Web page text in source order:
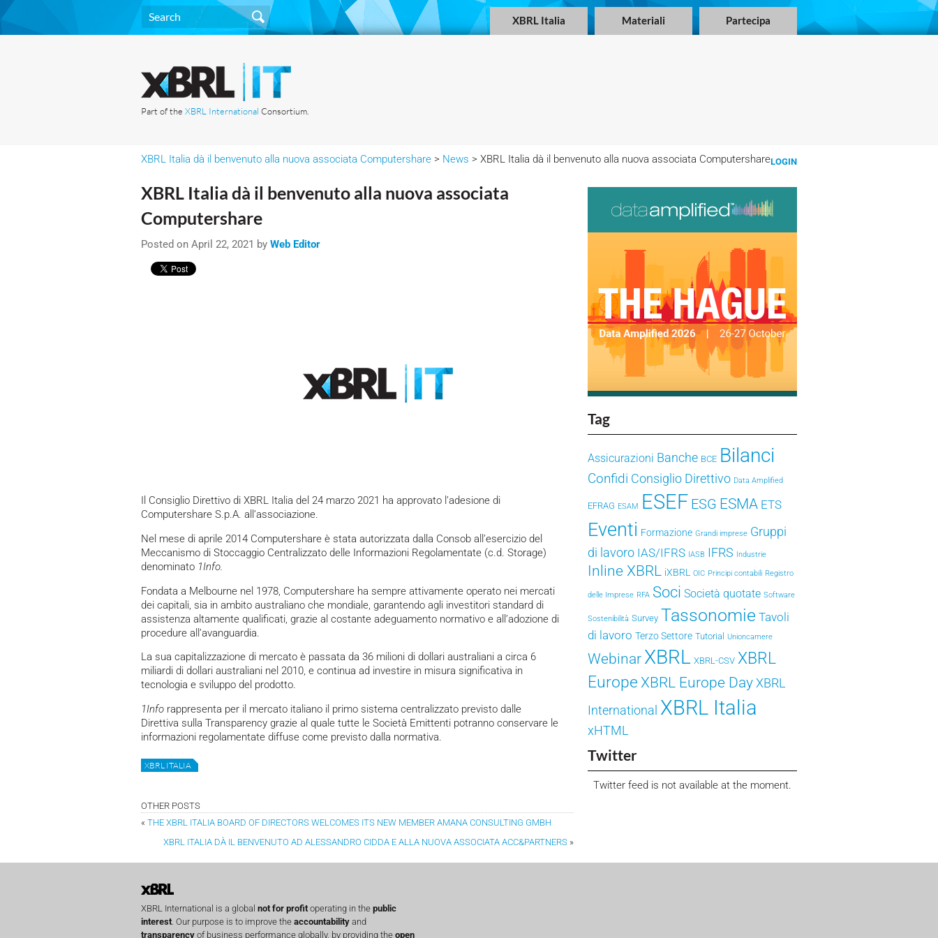
XBRL Italia Materiali Partecipa
Part of the XBRL International Consortium.
LOGIN
XBRL Italia dà il benvenuto alla nuova associata Computershare > News > XBRL Italia dà il benvenuto alla nuova associata Computershare
XBRL Italia dà il benvenuto alla nuova associata
Computershare
Posted on April 22, 2021 by Web Editor
Il Consiglio Direttivo di XBRL Italia del 24 marzo 2021 ha approvato l’adesione di
Computershare S.p.A. all’associazione.
Nel mese di aprile 2014 Computershare è stata autorizzata dalla Consob all’esercizio del
Meccanismo di Stoccaggio Centralizzato delle Informazioni Regolamentate (c.d. Storage)
denominato 1Info.
Fondata a Melbourne nel 1978, Computershare ha sempre attivamente operato nei mercati
dei capitali, sia in ambito australiano che mondiale, garantendo agli investitori standard di
assistenza altamente qualificati, grazie al costante adeguamento normativo e all’adozione di
procedure all’avanguardia.
​La sua capitalizzazione di mercato è passata da 36 milioni di dollari australiani a circa 6
miliardi di dollari australiani nel 2010, e continua ad investire in misura significativa in
tecnologia e sviluppo del prodotto.
1Info rappresenta per il mercato italiano il primo sistema centralizzato previsto dalle
Direttiva sulla Transparency grazie al quale tutte le Società Emittenti potranno conservare le
informazioni regolamentate diffuse come previsto dalla normativa.
XBRL ITALIA
OTHER POSTS
« THE XBRL ITALIA BOARD OF DIRECTORS WELCOMES ITS NEW MEMBER AMANA CONSULTING GMBH
XBRL ITALIA DÀ IL BENVENUTO AD ALESSANDRO CIDDA E ALLA NUOVA ASSOCIATA ACC&PARTNERS »
Tag
Assicurazioni Banche BCE Bilanci
Confidi Consiglio Direttivo Data Amplified
EFRAG ESAM ESEF ESG ESMA ETS
Eventi Formazione Grandi imprese Gruppi
di lavoro IAS/IFRS IASB IFRS Industrie
Inline XBRL iXBRL OIC Principi contabili Registro
delle Imprese RFA Soci Società quotate Software
Sostenibilità Survey Tassonomie Tavoli
di lavoro Terzo Settore Tutorial Unioncamere
Webinar XBRL XBRL-CSV XBRL
Europe XBRL Europe Day XBRL
International XBRL Italia
xHTML
Twitter
Twitter feed is not available at the moment.
XBRL International is a global not for profit operating in the public
interest . Our purpose is to improve the accountability and
transparency of business performance globally, by providing the open